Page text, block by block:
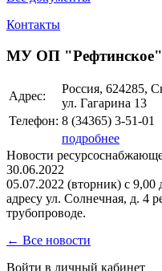
Контакты
МУ ОП "Рефтинское"
Адрес:
Россия, 624285,
ул. Гагарина 13
Телефон: 8 (34365) 3-51-01
подробнее
Новости
30.06.2022
05.07.2022 (вторник) с
адресу ул. Солнечная, д. 4
трубопроводе.
← Все новости
Войти в личный кабинет